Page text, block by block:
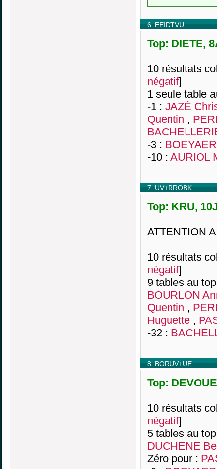
6. EEIDTVU
Top: DIETE,
10 résultats
négatif]
1 seule table
-1 : JAZÉ
Quentin ,
-3 :
-10 : AURIOL
7. UV+RROBK
Top: KRU,
ATTENTION
10 résultats
négatif]
9 tables au
BOURLON
Quentin ,
Huguette ,
-32 :
8. BORUV+UE
Top:
10 résultats
négatif]
5 tables au
DUCHENE
Zéro pour :